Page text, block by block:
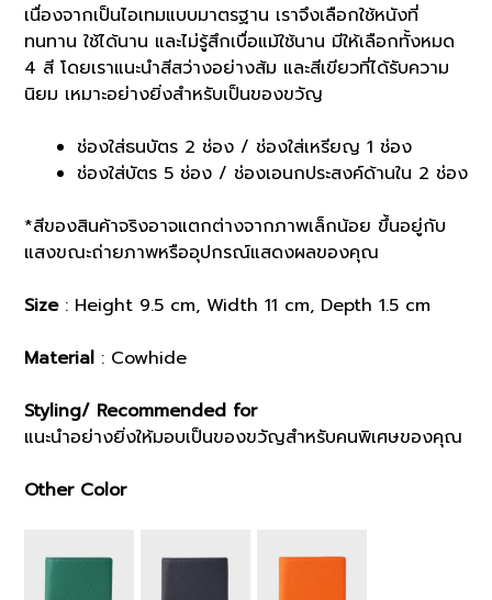
เนื่องจากเป็นไอเทมแบบมาตรฐาน เราจึงเลือกใช้หนังที่
ทนทาน ใช้ได้นาน และไม่รู้สึกเบื่อแม้ใช้นาน มีให้เลือกทั้งหมด
4 สี โดยเราแนะนำสีสว่างอย่างส้ม และสีเขียวที่ได้รับความ
นิยม เหมาะอย่างยิ่งสำหรับเป็นของขวัญ
ช่องใส่ธนบัตร 2 ช่อง / ช่องใส่เหรียญ 1 ช่อง
ช่องใส่บัตร 5 ช่อง / ช่องเอนกประสงค์ด้านใน 2 ช่อง
*สีของสินค้าจริงอาจแตกต่างจากภาพเล็กน้อย ขึ้นอยู่กับ
แสงขณะถ่ายภาพหรืออุปกรณ์แสดงผลของคุณ
Size: Height 9.5 cm, Width 11 cm, Depth 1.5 cm
Material : Cowhide
Styling/ Recommended for
แนะนำอย่างยิ่งให้มอบเป็นของขวัญสำหรับคนพิเศษของคุณ
Other Color